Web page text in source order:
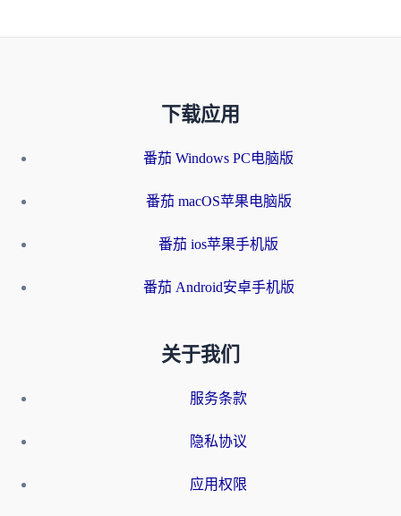
下载应用
番茄 Windows PC电脑版
番茄 macOS苹果电脑版
番茄 ios苹果手机版
番茄 Android安卓手机版
关于我们
服务条款
隐私协议
应用权限